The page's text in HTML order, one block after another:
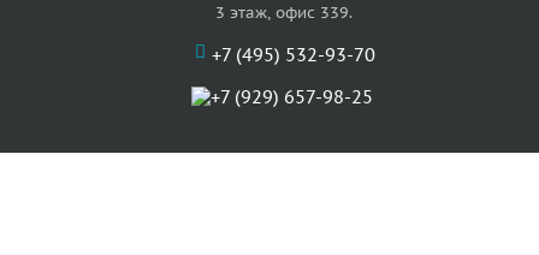
3 этаж, офис 339.
+7 (495) 532-93-70
+7 (929) 657-98-25